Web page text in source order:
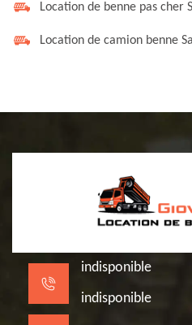
Location de benne pas cher
Location de camion benne
indisponible
indisponible